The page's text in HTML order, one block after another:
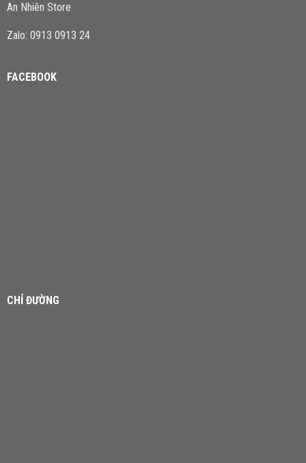
An Nhiên Store
Zalo: 0913 0913 24
FACEBOOK
CHỈ ĐƯỜNG